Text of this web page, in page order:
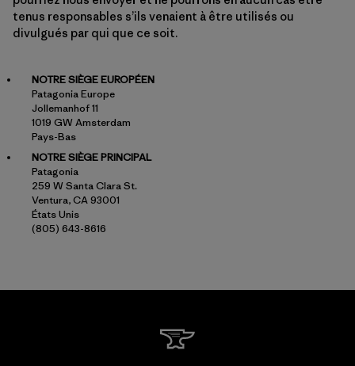
tenus responsables s’ils venaient à être utilisés ou
divulgués par qui que ce soit.
NOTRE SIÈGE EUROPÉEN
Patagonia Europe
Jollemanhof 11
1019 GW Amsterdam
Pays-Bas
NOTRE SIÈGE PRINCIPAL
Patagonia
259 W Santa Clara St.
Ventura, CA 93001
États Unis
(805) 643-8616